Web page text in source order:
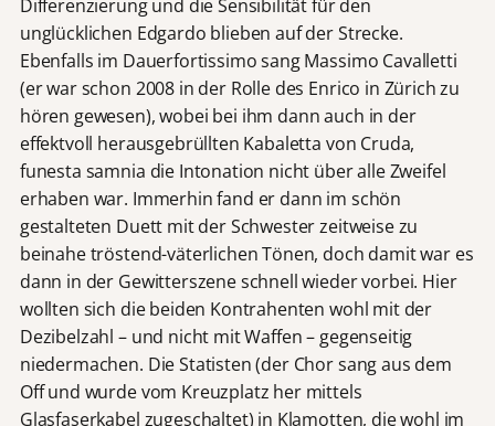
Differenzierung und die Sensibilität für den
unglücklichen Edgardo blieben auf der Strecke.
Ebenfalls im Dauerfortissimo sang Massimo Cavalletti
(er war schon 2008 in der Rolle des Enrico in Zürich zu
hören gewesen), wobei bei ihm dann auch in der
effektvoll herausgebrüllten Kabaletta von Cruda,
funesta samnia die Intonation nicht über alle Zweifel
erhaben war. Immerhin fand er dann im schön
gestalteten Duett mit der Schwester zeitweise zu
beinahe tröstend-väterlichen Tönen, doch damit war es
dann in der Gewitterszene schnell wieder vorbei. Hier
wollten sich die beiden Kontrahenten wohl mit der
Dezibelzahl – und nicht mit Waffen – gegenseitig
niedermachen. Die Statisten (der Chor sang aus dem
Off und wurde vom Kreuzplatz her mittels
Glasfaserkabel zugeschaltet) in Klamotten, die wohl im